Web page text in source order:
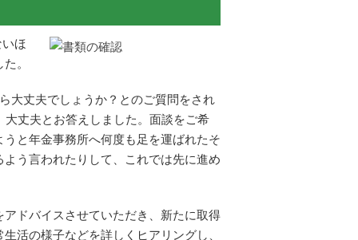
ほ
。
大丈夫でしょうか？とのご質問をされ
丈夫とお答えしました。面談をご希
と年金事務所へ何度も足を運ばれたそ
う言われたりして、これでは先に進め
ドバイスさせていただき、新たに取得
活の様子などを詳しくヒアリングし、